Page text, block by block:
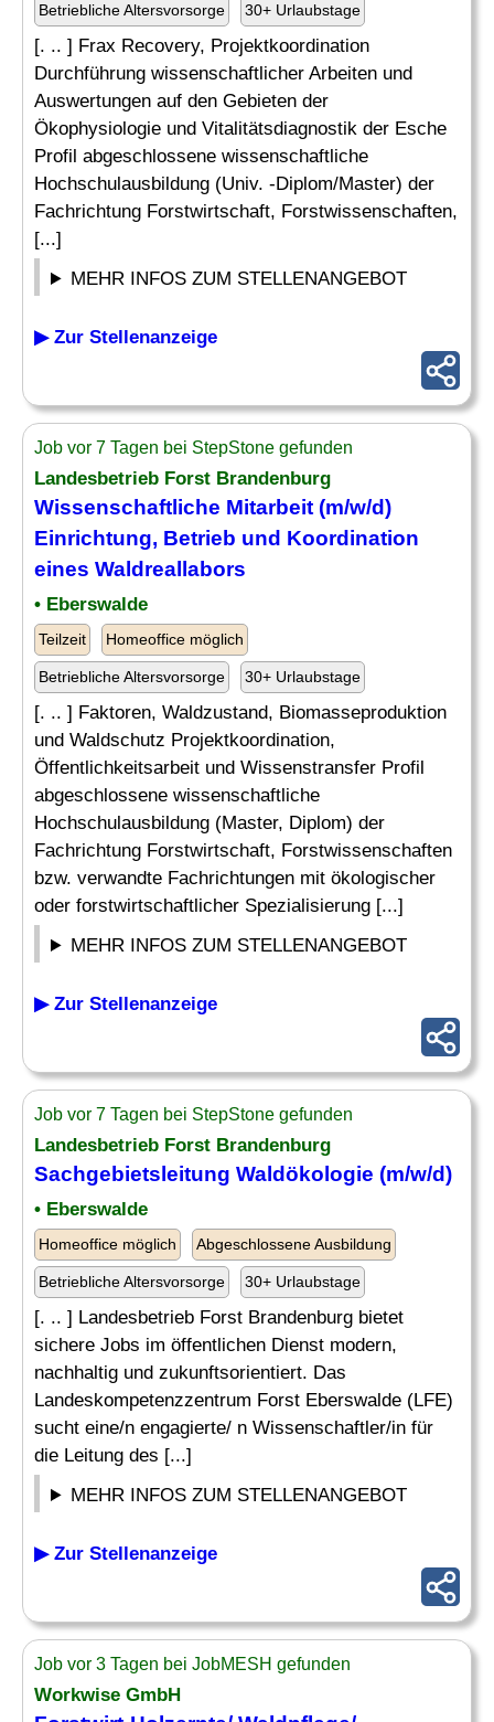
Betriebliche Altersvorsorge 30+ Urlaubstage
[. .. ] Frax Recovery, Projektkoordination
Durchführung wissenschaftlicher Arbeiten und
Auswertungen auf den Gebieten der
Ökophysiologie und Vitalitätsdiagnostik der Esche
Profil abgeschlossene wissenschaftliche
Hochschulausbildung (Univ. -Diplom/Master) der
Fachrichtung Forstwirtschaft, Forstwissenschaften,
[...]
MEHR INFOS ZUM STELLENANGEBOT
▶ Zur Stellenanzeige
Job vor 7 Tagen bei StepStone gefunden
Landesbetrieb Forst Brandenburg
Wissenschaftliche Mitarbeit (m/w/d)
Einrichtung, Betrieb und Koordination
eines Waldreallabors
• Eberswalde
Teilzeit Homeoffice möglich
Betriebliche Altersvorsorge 30+ Urlaubstage
[. .. ] Faktoren, Waldzustand, Biomasseproduktion
und Waldschutz Projektkoordination,
Öffentlichkeitsarbeit und Wissenstransfer Profil
abgeschlossene wissenschaftliche
Hochschulausbildung (Master, Diplom) der
Fachrichtung Forstwirtschaft, Forstwissenschaften
bzw. verwandte Fachrichtungen mit ökologischer
oder forstwirtschaftlicher Spezialisierung [...]
MEHR INFOS ZUM STELLENANGEBOT
▶ Zur Stellenanzeige
Job vor 7 Tagen bei StepStone gefunden
Landesbetrieb Forst Brandenburg
Sachgebietsleitung Waldökologie (m/w/d)
• Eberswalde
Homeoffice möglich Abgeschlossene Ausbildung
Betriebliche Altersvorsorge 30+ Urlaubstage
[. .. ] Landesbetrieb Forst Brandenburg bietet
sichere Jobs im öffentlichen Dienst modern,
nachhaltig und zukunftsorientiert. Das
Landeskompetenzzentrum Forst Eberswalde (LFE)
sucht eine/n engagierte/ n Wissenschaftler/in für
die Leitung des [...]
MEHR INFOS ZUM STELLENANGEBOT
▶ Zur Stellenanzeige
Job vor 3 Tagen bei JobMESH gefunden
Workwise GmbH